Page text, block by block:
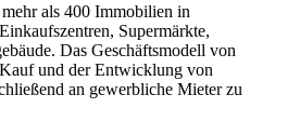
als 400 Immobilien in
Supermärkte,
Das Geschäftsmodell von
Kauf und der Entwicklung von
an gewerbliche Mieter zu